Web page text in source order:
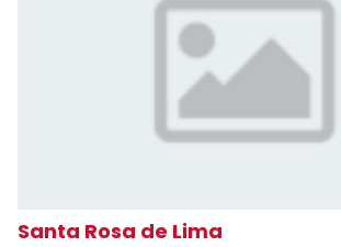
Santa Rosa de Lima